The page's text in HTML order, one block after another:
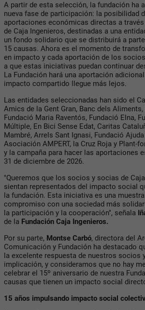
A partir de esta selección, la fundación ha
nueva fase de participación: la posibilidad
aportaciones económicas directas a través
de Caja Ingenieros, destinadas a una
un fondo solidario que se distribuirá a
15 causas. Ahora es el momento de
en impacto y cada aportación de los
a que estas iniciativas puedan continuar
La Fundación hará una aportación
impacto compartido llegue más lejos.
Las entidades seleccionadas han sido el
Amics de la Gent Gran, Banc dels
Fundació Maria Raventós, Fundació Elna,
Múltiple, En Bici Sense Edat, Caritas
Mambré, Arrels Sant Ignasi, Fundació
Asociación AMPERT, la Cruz Roja y Plant-
y la campaña para hacer las aportaciones
31 de diciembre de 2026.
"Queremos que los socios y socias de
sientan representados del impacto social
la fundación. Esta iniciativa es una
compromiso con una sociedad más
la participación y la cooperación", señala
de la Fundación Caja Ingenieros.
Por su parte, Montse Carbó, directora del
Comunicación y Fundación ha destacado
la excelente respuesta de nuestros socios
implicación, y consideramos que no hay
celebrar el 15º aniversario de nuestra
causas que tienen un impacto social
15 años impulsando impacto social